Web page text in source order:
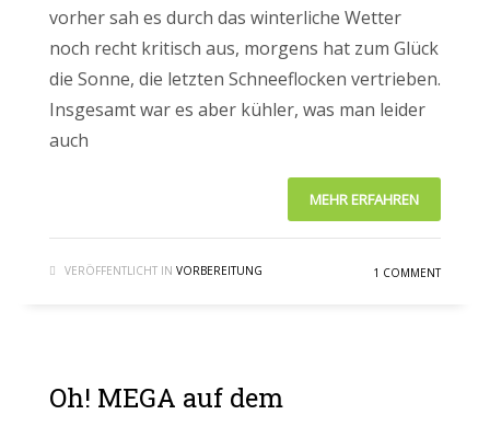
vorher sah es durch das winterliche Wetter
noch recht kritisch aus, morgens hat zum Glück
die Sonne, die letzten Schneeflocken vertrieben.
Insgesamt war es aber kühler, was man leider
auch
MEHR ERFAHREN
VERÖFFENTLICHT IN VORBEREITUNG 1 COMMENT
Oh! MEGA auf dem